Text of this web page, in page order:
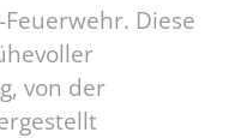
Diese
von der